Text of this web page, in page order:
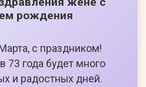
рождения
с праздником!
73 года будет много
и радостных дней.